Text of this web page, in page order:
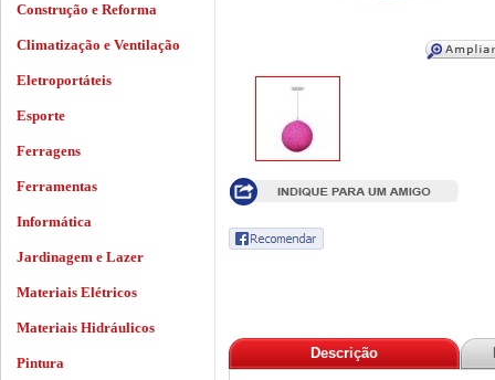
Descrição
Construção e Reforma
Climatização e Ventilação
Eletroportáteis
Esporte
Ferragens
Ferramentas
Informática
Jardinagem e Lazer
Materiais Elétricos
Materiais Hidráulicos
Pintura